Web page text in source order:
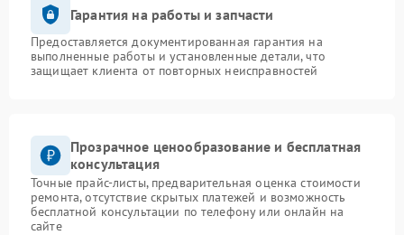
Гарантия на работы и запчасти
Предоставляется документированная гарантия на
выполненные работы и установленные детали, что
защищает клиента от повторных неисправностей
Прозрачное ценообразование и бесплатная
консультация
Точные прайс-листы, предварительная оценка стоимости
ремонта, отсутствие скрытых платежей и возможность
бесплатной консультации по телефону или онлайн на
сайте